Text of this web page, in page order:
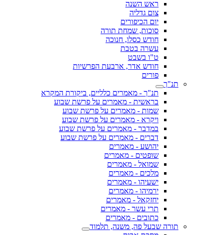
ראש השנה
צום גדליה
יום הכיפורים
סוכות, שמחת תורה
חודש כסלו, חנוכה
עשרה בטבת
ט"ו בשבט
חודש אדר, ארבעת הפרשיות
פורים
תנ"ך
תנ"ך - מאמרים כלליים, ביקורת המקרא
בראשית - מאמרים על פרשת שבוע
שמות - מאמרים על פרשת שבוע
ויקרא - מאמרים על פרשת שבוע
במדבר - מאמרים על פרשת שבוע
דברים - מאמרים על פרשת שבוע
יהושע - מאמרים
שופטים - מאמרים
שמואל - מאמרים
מלכים - מאמרים
ישעיהו - מאמרים
ירמיהו - מאמרים
יחזקאל - מאמרים
תרי עשר - מאמרים
כתובים - מאמרים
תורה שבעל פה, משנה, תלמוד